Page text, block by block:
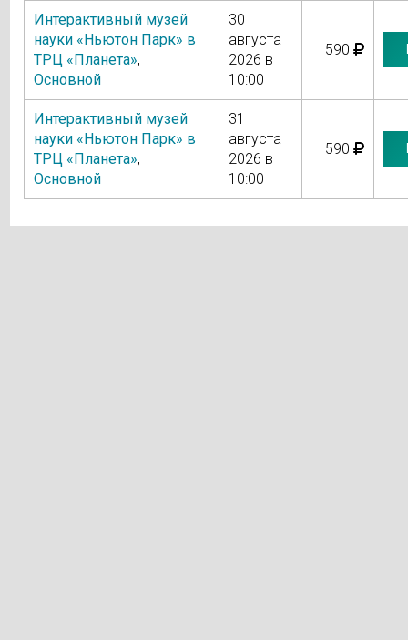
Интерактивный музей
науки «Ньютон Парк» в
ТРЦ «Планета»,
Основной
30
августа
2026 в
10:00
590
Интерактивный музей
науки «Ньютон Парк» в
ТРЦ «Планета»,
Основной
31
августа
2026 в
10:00
590